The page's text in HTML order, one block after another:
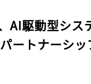
AI駆動型シ
ートナーシ
に入りに